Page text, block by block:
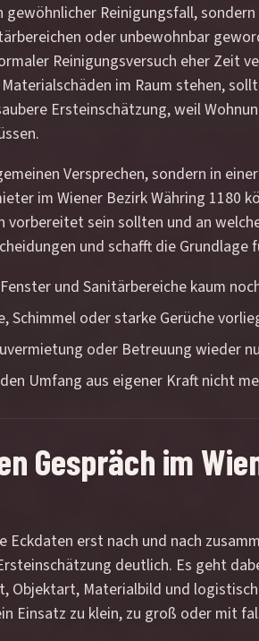
gewöhnlicher Reinigungsfall,
oder unbewohnbar
Reinigungsversuch eher Zeit
im Raum stehen,
Ersteinschätzung, weil
Versprechen, sondern in
im Wiener Bezirk Währing 1180
sein sollten und an
und schafft die Grundlage
und Sanitärbereiche kaum
Schimmel oder starke Gerüche
oder Betreuung wieder
Umfang aus eigener Kraft nicht
Gespräch im
erst nach und nach
deutlich. Es geht
Objektart, Materialbild und
Einsatz zu klein, zu groß oder mit